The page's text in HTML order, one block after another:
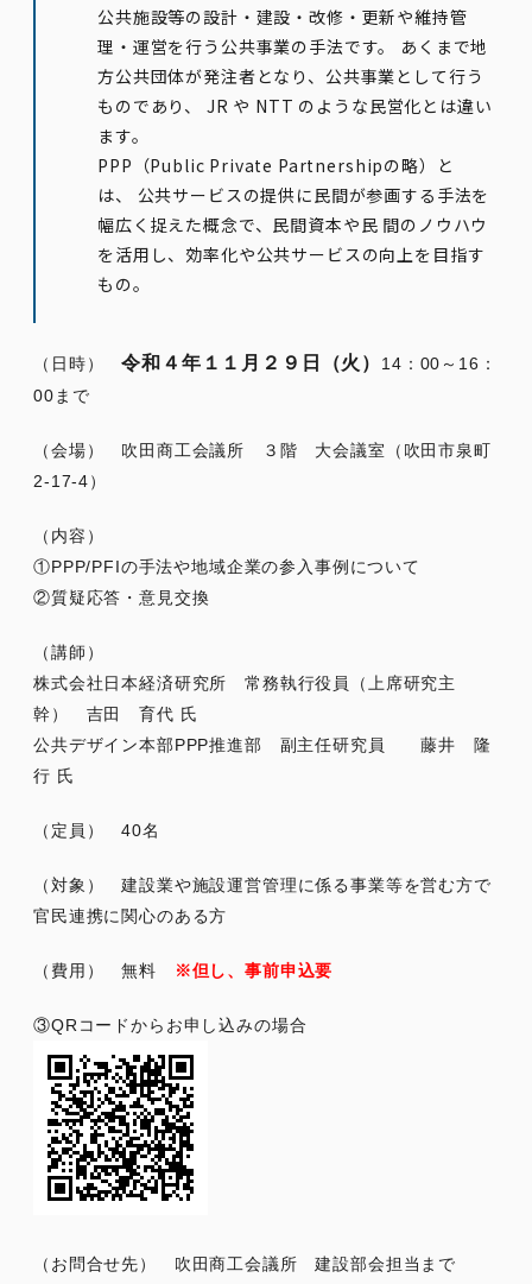
公共施設等の設計・建設・改修・更新や維持管
理・運営を行う公共事業の手法です。 あくまで地
方公共団体が発注者となり、公共事業として行う
ものであり、 JR や NTT のような民営化とは違い
ます。
PPP（Public Private Partnershipの略）と
は、 公共サービスの提供に民間が参画する手法を
幅広く捉えた概念で、民間資本や民 間のノウハウ
を活用し、効率化や公共サービスの向上を目指す
もの。
（日時）令和４年１１月２９日（火） 14：00～16：
00まで
（会場） 吹田商工会議所 ３階 大会議室（吹田市泉町
2-17-4）
（内容）
①PPP/PFIの手法や地域企業の参入事例について
②質疑応答・意見交換
（講師）
株式会社日本経済研究所 常務執行役員（上席研究主
幹） 吉田 育代 氏
公共デザイン本部PPP推進部 副主任研究員 藤井 隆
行 氏
（定員） 40名
（対象） 建設業や施設運営管理に係る事業等を営む方で
官民連携に関心のある方
（費用） 無料 ※但し、事前申込要
③QRコードからお申し込みの場合
（お問合せ先） 吹田商工会議所 建設部会担当まで